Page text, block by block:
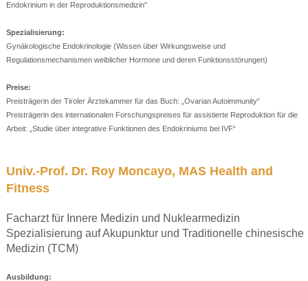
Endokrinium in der Reproduktionsmedizin"
Spezialisierung:
Gynäkologische Endokrinologie (Wissen über Wirkungsweise und
Regulationsmechanismen weiblicher Hormone und deren Funktionsstörungen)
Preise:
Preisträgerin der Tiroler Ärztekammer für das Buch: „Ovarian Autoimmunity“
Preisträgerin des internationalen Forschungspreises für assistierte Reproduktion für die
Arbeit: „Studie über integrative Funktionen des Endokriniums bei IVF“
Univ.-Prof. Dr. Roy Moncayo, MAS Health and
Fitness
Facharzt für Innere Medizin und Nuklearmedizin
Spezialisierung auf Akupunktur und Traditionelle chinesische
Medizin (TCM)
Ausbildung: